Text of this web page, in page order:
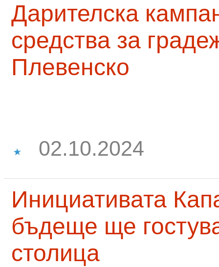
Дарителска
средства за
Плевенско
02.10.2024
Инициативата
бъдеще ще
столица